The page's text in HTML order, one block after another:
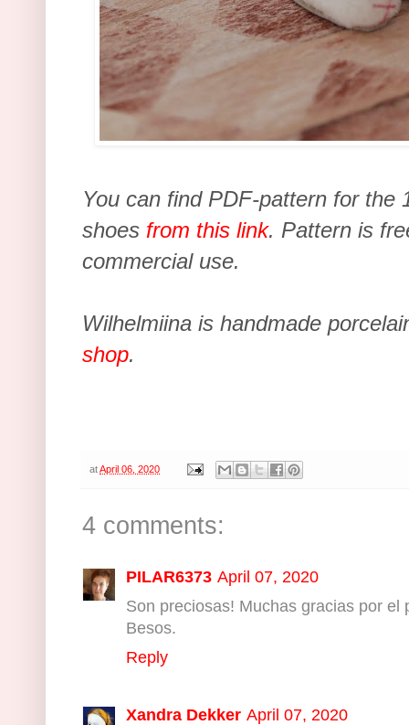
You can find PDF-pattern for the
shoes from this link. Pattern is
commercial use.
Wilhelmiina is handmade
shop.
atApril 06, 2020
4 comments:
PILAR6373 April 07, 2020
Son preciosas! Muchas gracias por el
Besos.
Reply
Xandra Dekker April 07, 2020